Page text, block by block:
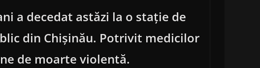
a decedat astăzi la o stație de
din Chișinău. Potrivit medicilor
de moarte violentă.